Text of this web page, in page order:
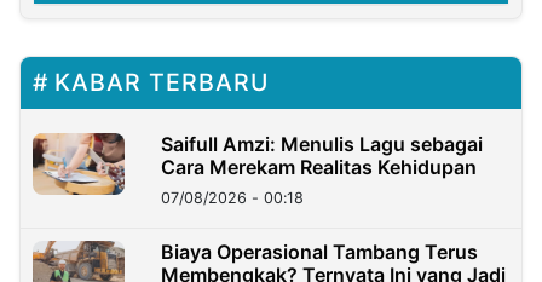
KABAR TERBARU
Saifull Amzi: Menulis Lagu sebagai
Cara Merekam Realitas Kehidupan
07/08/2026 - 00:18
Biaya Operasional Tambang Terus
Membengkak? Ternyata Ini yang Jadi